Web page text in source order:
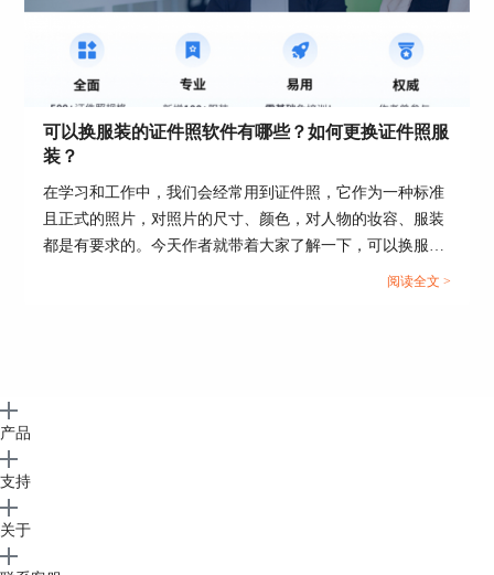
可以换服装的证件照软件有哪些？如何更换证件照服
装？
在学习和工作中，我们会经常用到证件照，它作为一种标准
且正式的照片，对照片的尺寸、颜色，对人物的妆容、服装
都是有要求的。今天作者就带着大家了解一下，可以换服装
阅读全文 >
产品
支持
关于